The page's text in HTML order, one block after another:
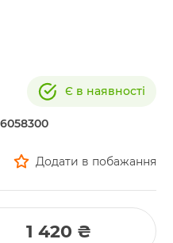
Є в наявності
Додати в побажання
1 420 ₴